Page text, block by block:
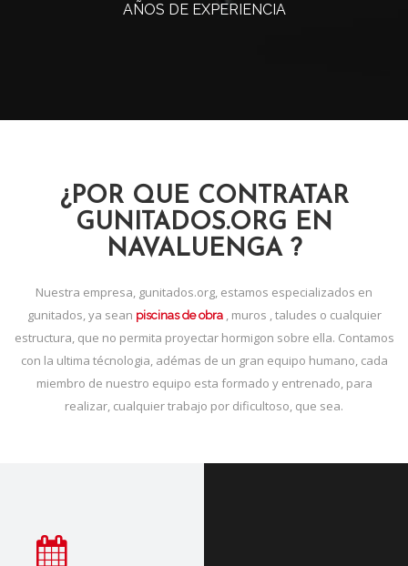
AÑOS DE EXPERIENCIA
¿POR QUE CONTRATAR
GUNITADOS.ORG EN
NAVALUENGA ?
Nuestra empresa, gunitados.org, estamos especializados en
gunitados, ya sean piscinas de obra, muros , taludes o cualquier
estructura, que no permita proyectar hormigon sobre ella. Contamos
con la ultima técnologia, adémas de un gran equipo humano, cada
miembro de nuestro equipo esta formado y entrenado, para
realizar, cualquier trabajo por dificultoso, que sea.